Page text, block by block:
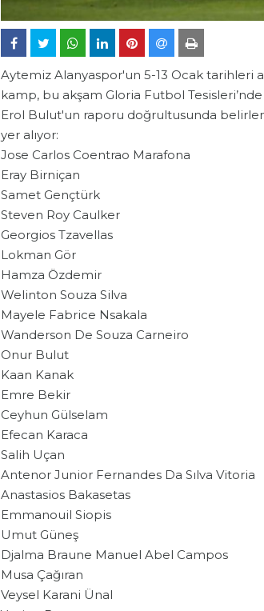
Aytemiz Alanyaspor'un 5-13 Ocak tarihleri
kamp, bu akşam Gloria Futbol
Erol Bulut'un raporu doğrultusunda
yer alıyor:
Jose Carlos Coentrao Marafona
Eray Birniçan
Samet Gençtürk
Steven Roy Caulker
Georgios Tzavellas
Lokman Gör
Hamza Özdemir
Welinton Souza Silva
Mayele Fabrice Nsakala
Wanderson De Souza Carneiro
Onur Bulut
Kaan Kanak
Emre Bekir
Ceyhun Gülselam
Efecan Karaca
Salih Uçan
Antenor Junior Fernandes Da Sılva Vitoria
Anastasios Bakasetas
Emmanouil Siopis
Umut Güneş
Djalma Braune Manuel Abel Campos
Musa Çağıran
Veysel Karani Ünal